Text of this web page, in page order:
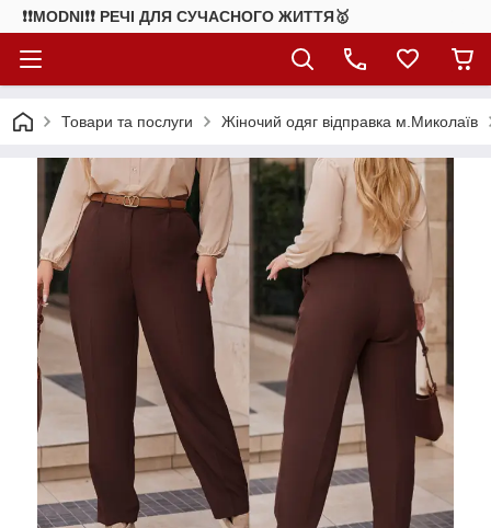
❗❗MODNI❗❗ РЕЧІ ДЛЯ СУЧАСНОГО ЖИТТЯ🥇
Товари та послуги Жіночий одяг відправка м.Миколаїв